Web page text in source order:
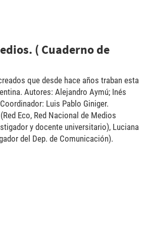
( Cuaderno de
que desde hace años traban esta
Autores: Alejandro Aymú; Inés
Luis Pablo Giniger.
Eco, Red Nacional de Medios
y docente universitario), Luciana
del Dep. de Comunicación).